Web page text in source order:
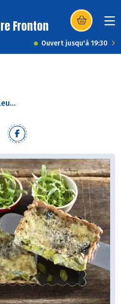
Fronton (s’ouvre dans
Ouvert jusqu'à 19:30